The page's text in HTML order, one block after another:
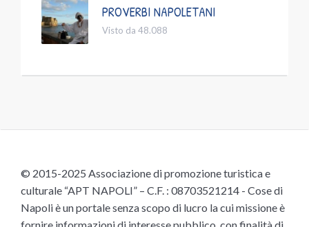
PROVERBI NAPOLETANI
Visto da 48.088
© 2015-2025 Associazione di promozione turistica e
culturale “APT NAPOLI” – C.F. : 08703521214 - Cose di
Napoli è un portale senza scopo di lucro la cui missione è